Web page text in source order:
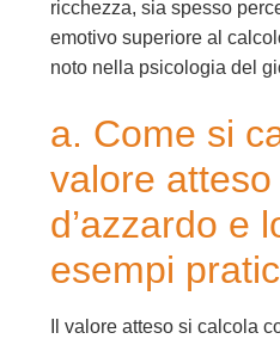
ricchezza, sia spesso
emotivo superiore al
noto nella psicologia del
a. Come si
valore
d’azzardo e
esempi
Il valore atteso si calcola